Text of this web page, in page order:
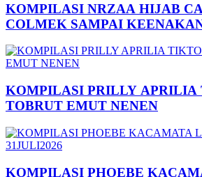
KOMPILASI NRZAA HIJAB
COLMEK SAMPAI
KOMPILASI PRILLY APRILIA
TOBRUT EMUT NENEN
KOMPILASI PHOEBE